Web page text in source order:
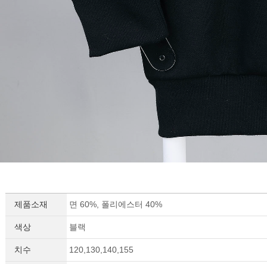
제품소재 면 60%, 폴리에스터 40%
색상 블랙
치수 120,130,140,155